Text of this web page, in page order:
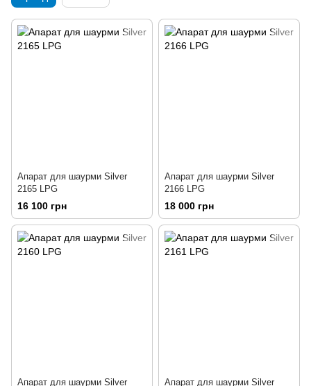
Апарат для шаурми Silver
2165 LPG
16 100 грн
Апарат для шаурми Silver
2166 LPG
18 000 грн
Апарат для шаурми Silver Апарат для шаурми Silver